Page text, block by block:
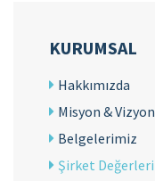
KURUMSAL
Hakkımızda
Misyon & Vizyon
Belgelerimiz
Şirket Değerleri